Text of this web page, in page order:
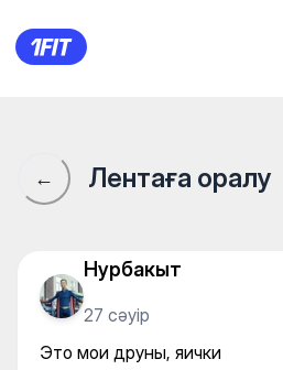
Alpha Gym — Gym
← Лентаға оралу
Нурбакыт
27 сәуір
Это мои друны, яички